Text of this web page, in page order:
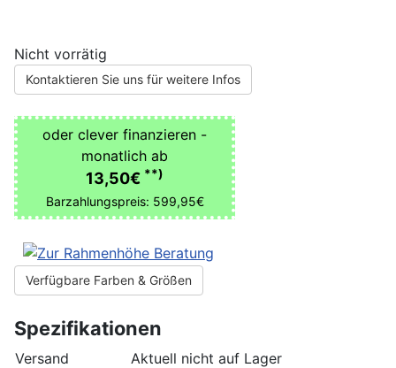
Nicht vorrätig
Kontaktieren Sie uns für weitere Infos
oder clever finanzieren -
monatlich ab
13,50€ **)
Barzahlungspreis: 599,95€
Verfügbare Farben & Größen
Spezifikationen
Versand
Aktuell nicht auf Lager